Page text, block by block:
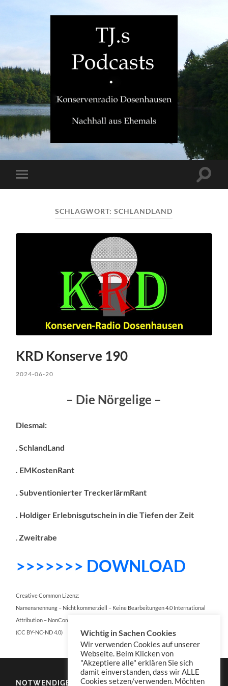
TJ.s
Mobile-
Menü
SCHLAGWORT:SCHLANDLAND
KRD Konserve 190
2024-06-20
– Die Nörgelige –
Diesmal:
.SchlandLand
. EMKostenRant
. Subventionierter TreckerlärmRant
. Holdiger Erlebnisgutschein in die Tiefen der Zeit
.Zweitrabe
>>>>>>> DOWNLOAD
Creative Common Lizenz:
Namensnennung – Nicht kommerziell – Keine Bearbeitungen 4.0 International
Attribution – NonCommercial – NoDerivatives 4.0 International
(CC BY-NC-ND 4.0)
NOTWENDIGES
Wichtig in Sachen Cookies
Wir verwenden Cookies auf unserer
Webseite. Beim Klicken von
"Akzeptiere alle" erklären Sie sich
damit einverstanden, dass wir ALLE
Cookies setzen/verwenden. Möchten